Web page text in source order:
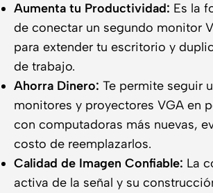
Aumenta tu Productividad: Es la
de conectar un segundo monitor
para extender tu escritorio y
de trabajo.
Ahorra Dinero: Te permite seguir
monitores y proyectores VGA en
con computadoras más nuevas,
costo de reemplazarlos.
Calidad de Imagen Confiable: La
activa de la señal y su